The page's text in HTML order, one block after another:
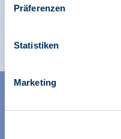
Präferenzen
Statistiken
Marketing
Erfolgreiche